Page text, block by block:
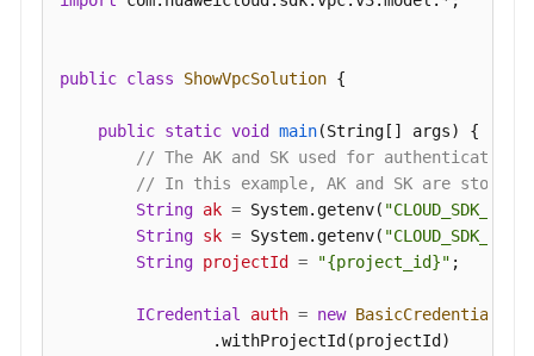
public class ShowVpcSolution {
public static void main(String[] args)
{
// The AK and SK used for
// In this example, AK and SK are stored
String ak = System.getenv( "CLOUD_SDK_AK"
String sk = System.getenv( "CLOUD_SDK_SK"
String projectId = "{project_id}" ;
ICredential auth = new BasicCredentials
                .withProjectId(projectId)